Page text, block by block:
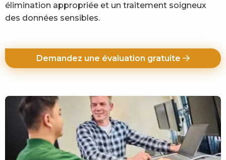
élimination appropriée et un traitement soigneux
des données sensibles.
Demandez une évaluation gratuite